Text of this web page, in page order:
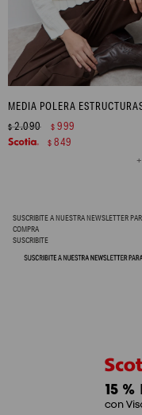
$2.090 $ 999
$ 849
SUSCRIBITE A NUESTRA NEWSLETTER
COMPRA
SUSCRIBITE